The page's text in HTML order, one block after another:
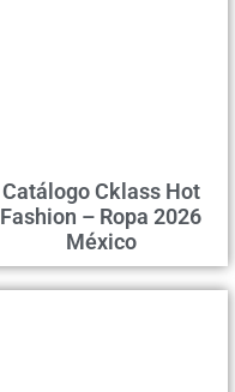
Catálogo Cklass Hot
Fashion – Ropa 2026
México